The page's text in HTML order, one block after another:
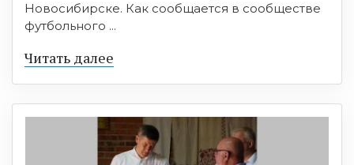
Новосибирске. Как сообщается в сообществе
футбольного ...
Читать далее